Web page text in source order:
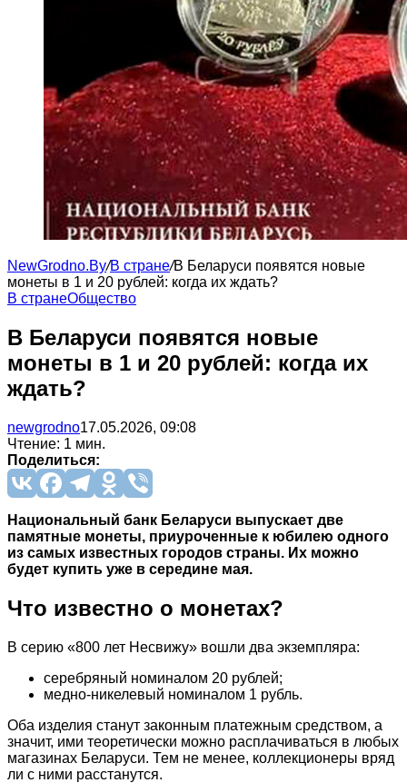
NewGrodno.By/В стране/В Беларуси появятся новые
монеты в 1 и 20 рублей: когда их ждать?
В странеОбщество
В Беларуси появятся новые
монеты в 1 и 20 рублей: когда их
ждать?
newgrodno17.05.2026, 09:08
Чтение: 1 мин.
Поделиться:
Национальный банк Беларуси выпускает две
памятные монеты, приуроченные к юбилею одного
из самых известных городов страны. Их можно
будет купить уже в середине мая.
Что известно о монетах?
В серию «800 лет Несвижу» вошли два экземпляра:
серебряный номиналом 20 рублей;
медно-никелевый номиналом 1 рубль.
Оба изделия станут законным платежным средством, а
значит, ими теоретически можно расплачиваться в любых
магазинах Беларуси. Тем не менее, коллекционеры вряд
ли с ними расстанутся.